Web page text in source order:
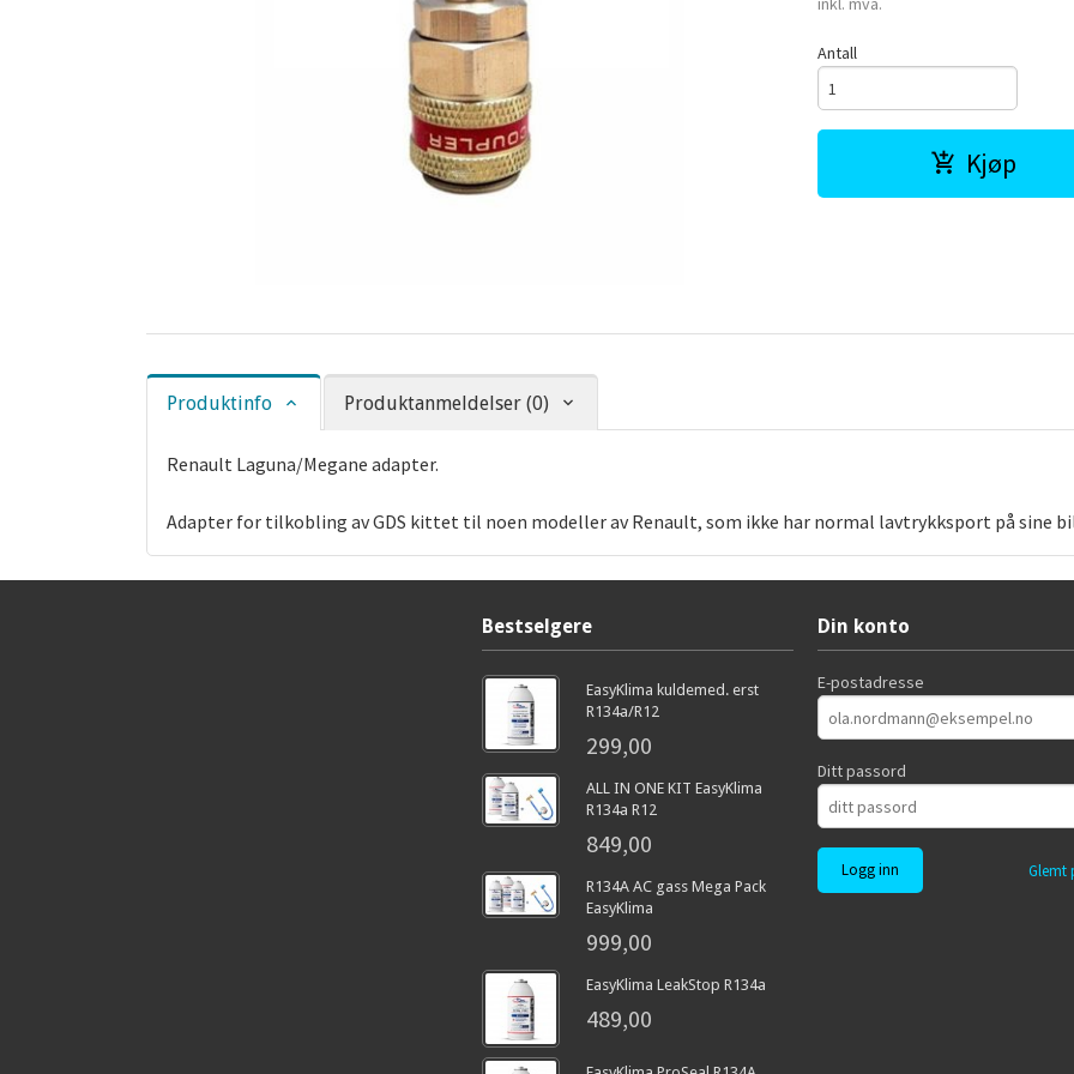
Antall
Kjøp
Produktinfo Produktanmeldelser (0)
Renault Laguna/Megane adapter.
Adapter for tilkobling av GDS kittet til noen modeller av Renault, som ikke har normal lavtrykksport på sine
Bestselgere
EasyKlima kuldemed. erst
R134a/R12
299,00
ALL IN ONE KIT EasyKlima
R134a R12
849,00
R134A AC gass Mega Pack
EasyKlima
999,00
EasyKlima LeakStop R134a
489,00
Din konto
E-postadresse
Ditt passord
Glemt